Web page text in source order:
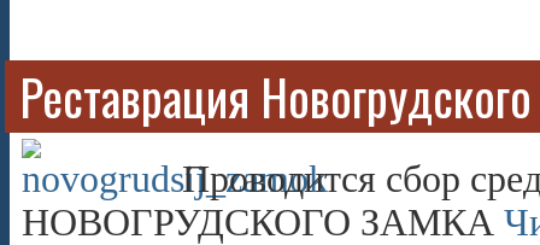
Реставрация
Проводится сбор
НОВОГРУДСКОГО ЗАМКА